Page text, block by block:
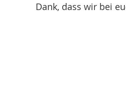
Dank, dass wir bei